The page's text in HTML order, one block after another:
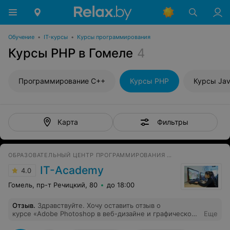
Обучение • IT-курсы • Курсы программирования
Курсы PHP в Гомеле 4
Программирование С++ Курсы PHP Курсы
Карта Фильтры
ОБРАЗОВАТЕЛЬНЫЙ ЦЕНТР ПРОГРАММИРОВАНИЯ И ВЫСОКИХ ТЕХНОЛОГИЙ
4.0 IT-Academy
Гомель, пр-т Речицкий, 80 до 18:00
Отзыв. Здравствуйте. Хочу оставить отзыв о
курсе «Adobe Photoshop в веб-дизайне и графическом
Еще